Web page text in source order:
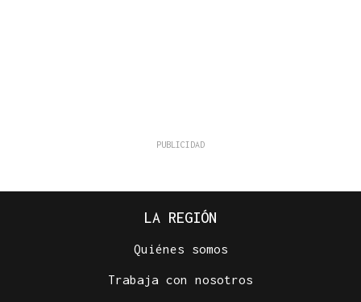
LA REGIÓN
Quiénes somos
Trabaja con nosotros